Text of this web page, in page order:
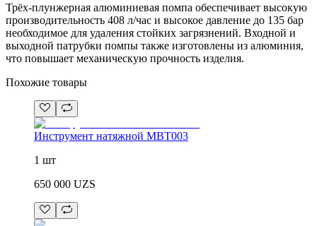
Трёх-плунжерная алюминиевая помпа обеспечивает высокую
производительность 408 л/час и высокое давление до 135 бар
необходимое для удаления стойких загрязнений. Входной и
выходной патрубки помпы также изготовлены из алюминия,
что повышает механическую прочность изделия.
Похожие товары
Инструмент натяжной MBT003
1 шт
650 000 UZS